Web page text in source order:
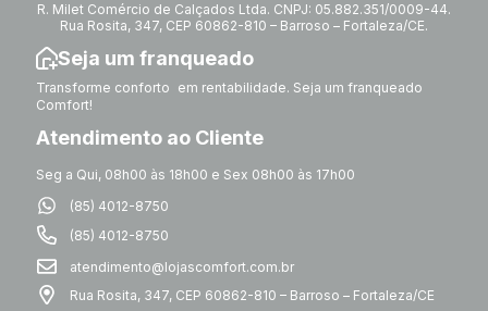
R. Milet Comércio de Calçados Ltda. CNPJ: 05.882.351/0009-44.
Rua Rosita, 347, CEP 60862-810 – Barroso – Fortaleza/CE.
Seja um franqueado
Transforme conforto em rentabilidade. Seja um franqueado
Comfort!
Atendimento ao Cliente
Seg a Qui, 08h00 às 18h00 e Sex 08h00 às 17h00
(85) 4012-8750
(85) 4012-8750
atendimento@lojascomfort.com.br
Rua Rosita, 347, CEP 60862-810 – Barroso – Fortaleza/CE